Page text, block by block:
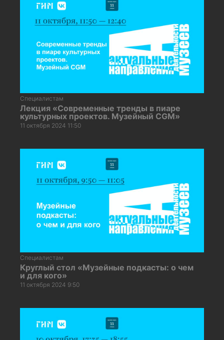
Специалистам
Лекция «Современные тренды в пиаре
культурных проектов. Музейный CGM»
11 октября 2024 11:50
Специалистам
Круглый стол «Музейные подкасты: о чем
и для кого»
11 октября 2024 9:50